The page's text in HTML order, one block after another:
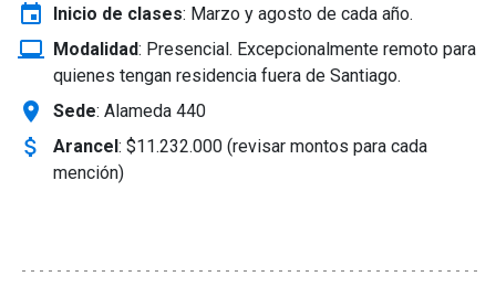
event Inicio de clases: Marzo y agosto de cada año.
laptop_windows Modalidad: Presencial. Excepcionalmente remoto para
quienes tengan residencia fuera de Santiago.
location_on Sede: Alameda 440
attach_money Arancel: $11.232.000 (revisar montos para cada
mención)